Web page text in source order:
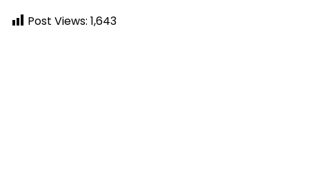
Post Views: 1,643